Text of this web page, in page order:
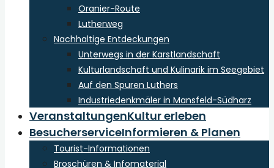
Oranier-Route
Lutherweg
Nachhaltige Entdeckungen
Unterwegs in der Karstlandschaft
Kulturlandschaft und Kulinarik im Seegebiet
Auf den Spuren Luthers
Industriedenkmäler in Mansfeld-Südharz
VeranstaltungenKultur erleben
BesucherserviceInformieren & Planen
Tourist-Informationen
Broschüren & Infomaterial